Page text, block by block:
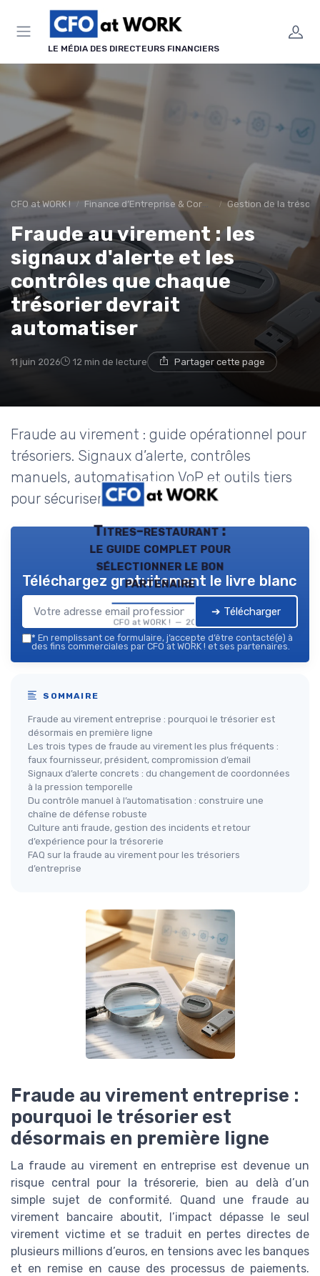
LE MÉDIA DES DIRECTEURS FINANCIERS
CFO at WORK ! Finance d’Entreprise & Corporate Finance Gestion de la
Fraude au virement : les
signaux d'alerte et les
contrôles que chaque
trésorier devrait
automatiser
11 juin 2026 12 min de lecture Partager cette page
Fraude au virement : guide opérationnel pour
trésoriers. Signaux d’alerte, contrôles
manuels, automatisation VoP et outils tiers
pour sécuriser les paiements.
Titres-restaurant :
le guide complet pour
sélectionner le bon
partenaire
CFO at WORK ! — 2026
Téléchargez gratuitement le livre blanc
➔ Télécharger
* En remplissant ce formulaire, j’accepte d’être contacté(e) à
des fins commerciales par CFO at WORK ! et ses partenaires.
SOMMAIRE
Fraude au virement entreprise : pourquoi le trésorier est
désormais en première ligne
Les trois types de fraude au virement les plus fréquents :
faux fournisseur, président, compromission d’email
Signaux d’alerte concrets : du changement de coordonnées
à la pression temporelle
Du contrôle manuel à l’automatisation : construire une
chaîne de défense robuste
Culture anti fraude, gestion des incidents et retour
d’expérience pour la trésorerie
FAQ sur la fraude au virement pour les trésoriers
d’entreprise
Fraude au virement entreprise :
pourquoi le trésorier est
désormais en première ligne
La fraude au virement en entreprise est devenue un
risque central pour la trésorerie, bien au delà d’un
simple sujet de conformité. Quand une fraude au
virement bancaire aboutit, l’impact dépasse le seul
virement victime et se traduit en pertes directes de
plusieurs millions d’euros, en tensions avec les banques
et en remise en cause des processus de paiements.
Panneau de gestion des cookies